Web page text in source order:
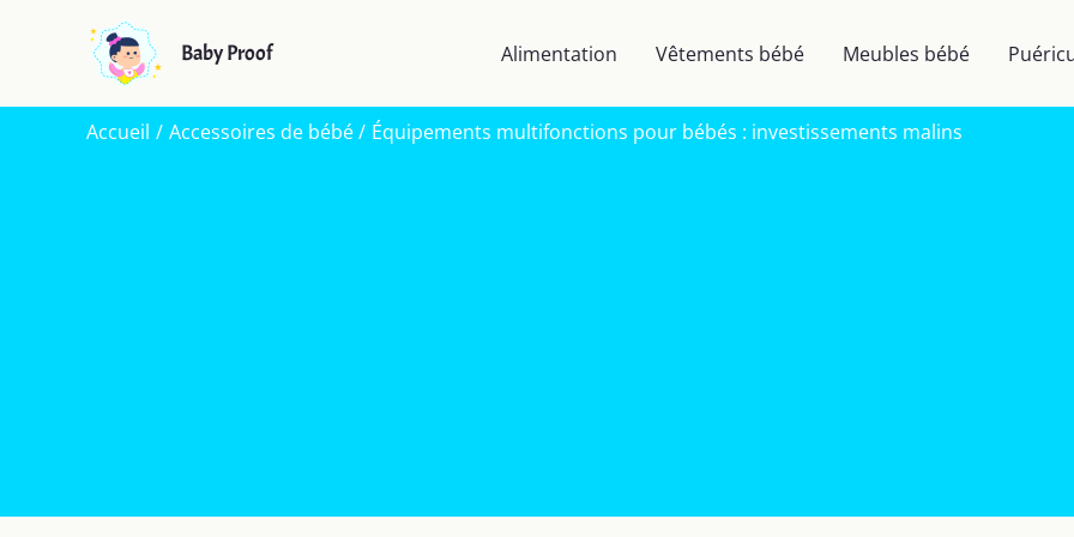
Baby Proof Alimentation Vêtements bébé Meubles bébé
Accueil Accessoires de bébé Équipements multifonctions pour bébés : investissements malins